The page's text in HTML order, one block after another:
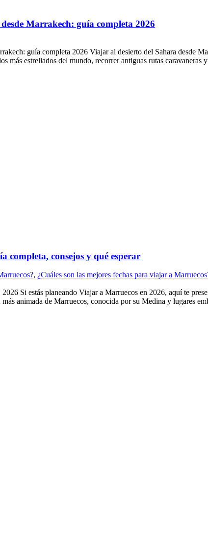
Marrakech: guía completa 2026
guía completa 2026 Viajar al desierto del Sahara desde
más estrellados del mundo, recorrer antiguas rutas
completa, consejos y qué esperar
, ¿Cuáles son las mejores fechas para viajar a
Si estás planeando Viajar a Marruecos en 2026, aquí te
animada de Marruecos, conocida por su Medina y lugares